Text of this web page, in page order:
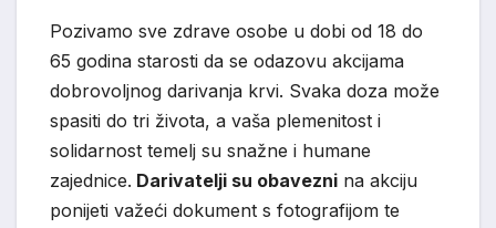
Pozivamo sve zdrave osobe u dobi od 18 do
65 godina starosti da se odazovu akcijama
dobrovoljnog darivanja krvi. Svaka doza može
spasiti do tri života, a vaša plemenitost i
solidarnost temelj su snažne i humane
zajednice. Darivatelji su obavezni na akciju
ponijeti važeći dokument s fotografijom te